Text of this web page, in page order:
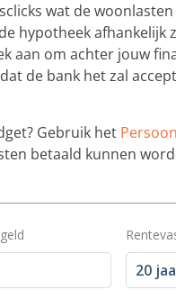
wat de
hypotheek
aan om achter jouw
de bank het zal
Gebruik het
betaald kunnen